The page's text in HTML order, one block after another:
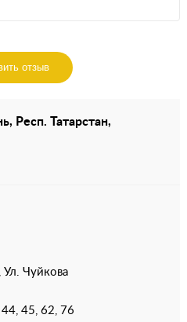
отзыв
Респ. Татарстан,
Чуйкова
45, 62, 76